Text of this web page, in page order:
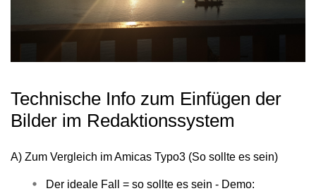
Technische Info zum Einfügen der
Bilder im Redaktionssystem
A) Zum Vergleich im Amicas Typo3 (So sollte es sein)
Der ideale Fall = so sollte es sein - Demo: